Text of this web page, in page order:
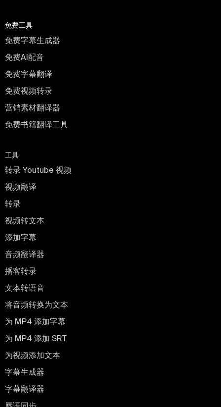
免费工具
免费字幕生成器
免费AI配音
免费字幕翻译
免费视频转录
营销素材翻译器
免费书籍翻译工具
工具
转录 Youtube 视频
视频翻译
转录
视频转文本
添加字幕
音频翻译器
播客转录
文本转语音
将音频转换为文本
为 MP4 添加字幕
为 MP4 添加 SRT
为视频添加文本
字幕生成器
字幕翻译器